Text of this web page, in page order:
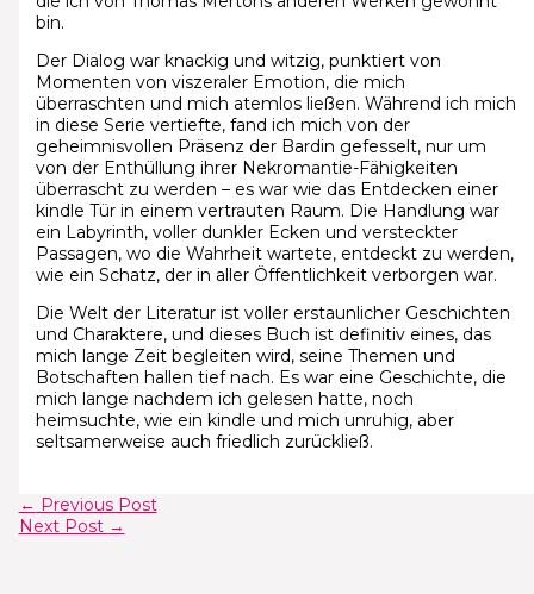
bin.
Der Dialog war knackig und witzig, punktiert von
Momenten von viszeraler Emotion, die mich
überraschten und mich atemlos ließen. Während ich mich
in diese Serie vertiefte, fand ich mich von der
geheimnisvollen Präsenz der Bardin gefesselt, nur um
von der Enthüllung ihrer Nekromantie-Fähigkeiten
überrascht zu werden – es war wie das Entdecken einer
kindle Tür in einem vertrauten Raum. Die Handlung war
ein Labyrinth, voller dunkler Ecken und versteckter
Passagen, wo die Wahrheit wartete, entdeckt zu werden,
wie ein Schatz, der in aller Öffentlichkeit verborgen war.
Die Welt der Literatur ist voller erstaunlicher Geschichten
und Charaktere, und dieses Buch ist definitiv eines, das
mich lange Zeit begleiten wird, seine Themen und
Botschaften hallen tief nach. Es war eine Geschichte, die
mich lange nachdem ich gelesen hatte, noch
heimsuchte, wie ein kindle und mich unruhig, aber
seltsamerweise auch friedlich zurückließ.
← Previous Post
Next Post →